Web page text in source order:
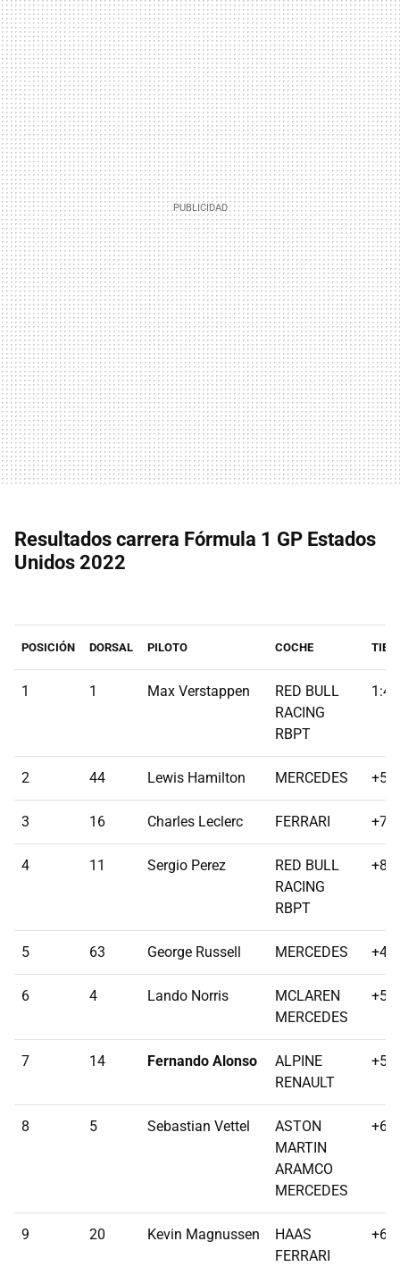
Resultados carrera Fórmula 1 GP Estados
Unidos 2022
POSICIÓN DORSAL PILOTO COCHE
1 1 Max Verstappen
RED BULL
RACING
RBPT
2 44 Lewis Hamilton MERCEDES
3 16 Charles Leclerc FERRARI
4 11 Sergio Perez
RED BULL
RACING
RBPT
5 63 George Russell MERCEDES
6 4 Lando Norris
MCLAREN
MERCEDES
7 14 Fernando Alonso
ALPINE
RENAULT
8 5 Sebastian Vettel
ASTON
MARTIN
ARAMCO
MERCEDES
9 20 Kevin Magnussen
HAAS
FERRARI